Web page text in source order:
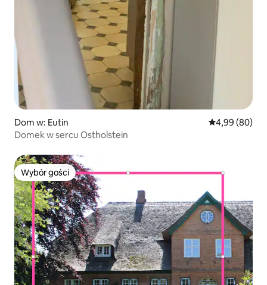
Dom w: Eutin Średnia
4,99 (80)
Domek w sercu Ostholstein
Wybór gości
Wybór gości